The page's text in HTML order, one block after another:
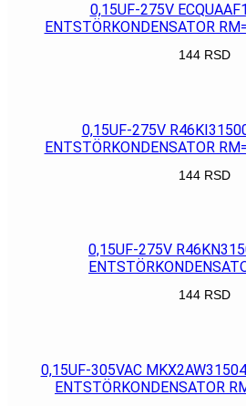
0,15UF-275V
ENTSTÖRKONDENSATOR
144 RSD
0,15UF-275V
ENTSTÖRKONDENSATOR
144 RSD
0,15UF-275V
144 RSD
0,15UF-305VAC
ENTSTÖRKONDENSATOR